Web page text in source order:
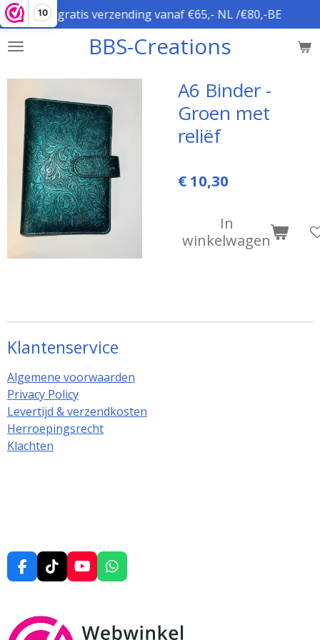
10
Ga
direct
naar
BBS-Creations
gratis verzending vanaf €65,- NL /€80,-BE
A6 Binder -
Groen met
reliëf
€ 10,30
In
winkelwagen
Klantenservice
Algemene voorwaarden
Privacy Policy
Levertijd & verzendkosten
Herroepingsrecht
Klachten
F
a
b
T
i
o
Y
o
u
W
h
s